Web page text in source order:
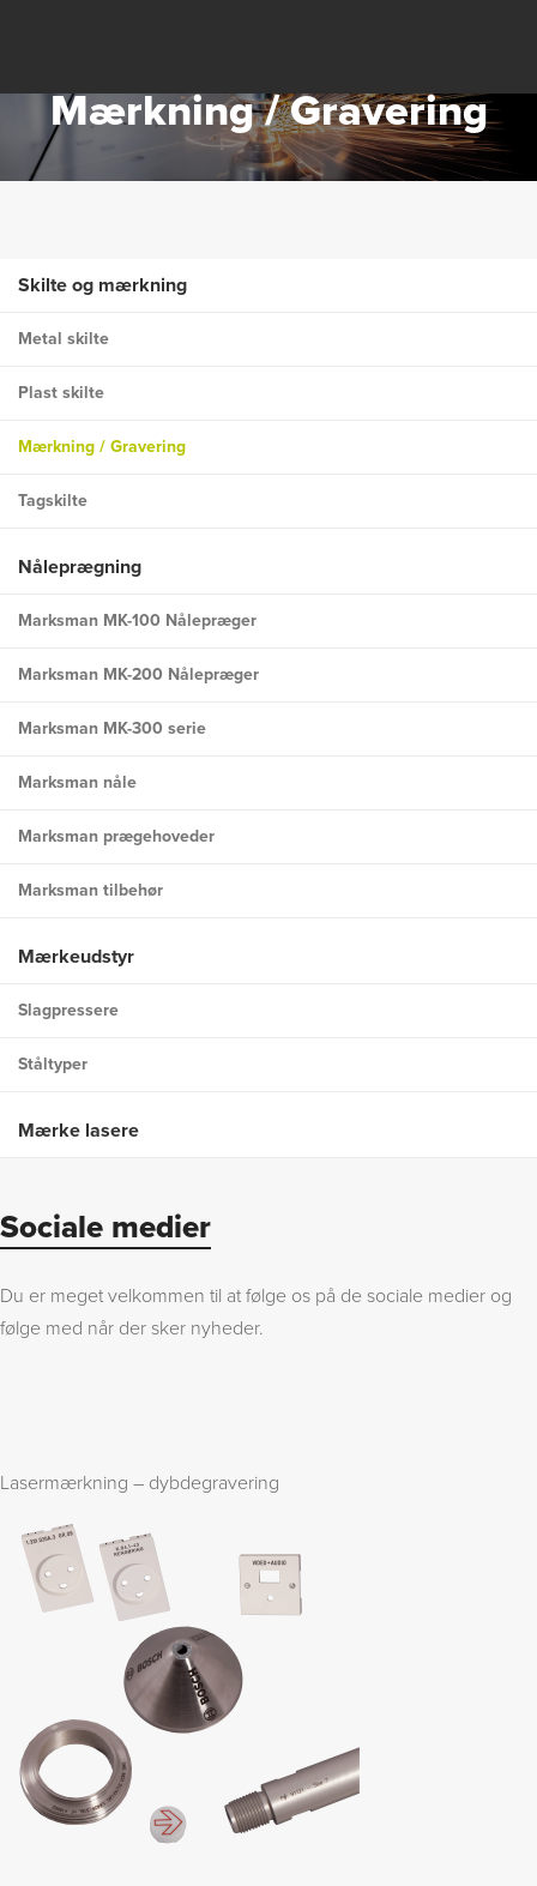
Mærkning / Gravering
Skilte og mærkning
Metal skilte
Plast skilte
Mærkning / Gravering
Tagskilte
Nåleprægning
Marksman MK-100 Nålepræger
Marksman MK-200 Nålepræger
Marksman MK-300 serie
Marksman nåle
Marksman prægehoveder
Marksman tilbehør
Mærkeudstyr
Slagpressere
Ståltyper
Mærke lasere
Sociale medier
Du er meget velkommen til at følge os på de sociale medier og
følge med når der sker nyheder.
Lasermærkning – dybdegravering